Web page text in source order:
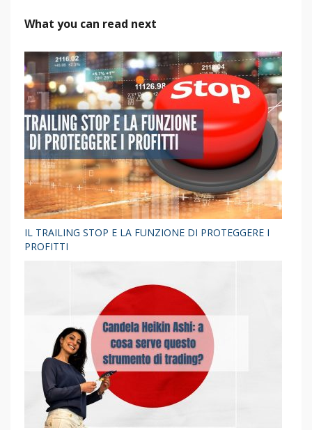
What you can read next
IL TRAILING STOP E LA FUNZIONE DI PROTEGGERE I
PROFITTI